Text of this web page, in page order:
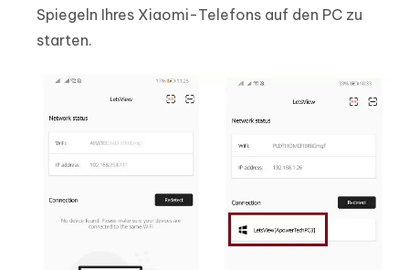
Spiegeln Ihres Xiaomi-Telefons auf den PC zu
starten.